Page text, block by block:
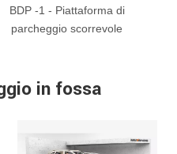
BDP -1 - Piattaforma di
parcheggio scorrevole
in fossa